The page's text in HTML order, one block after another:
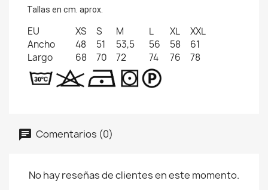
Tallas en cm. aprox.
EU XS S M L XL
XXL
Ancho
48 51 53,5 56 58
61
Largo
68 70 72 74 76 78
Comentarios (0)
No hay reseñas de clientes en este momento.